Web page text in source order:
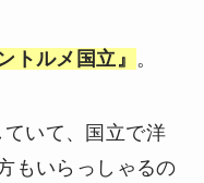
トルメ国立』 。
いて、国立で洋
もいらっしゃるの